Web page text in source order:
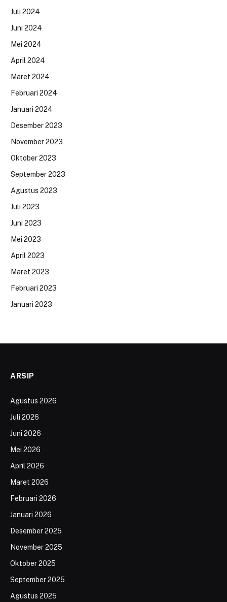
Juli 2024
Juni 2024
Mei 2024
April 2024
Maret 2024
Februari 2024
Januari 2024
Desember 2023
November 2023
Oktober 2023
September 2023
Agustus 2023
Juli 2023
Juni 2023
Mei 2023
April 2023
Maret 2023
Februari 2023
Januari 2023
ARSIP
Agustus 2026
Juli 2026
Juni 2026
Mei 2026
April 2026
Maret 2026
Februari 2026
Januari 2026
Desember 2025
November 2025
Oktober 2025
September 2025
Agustus 2025